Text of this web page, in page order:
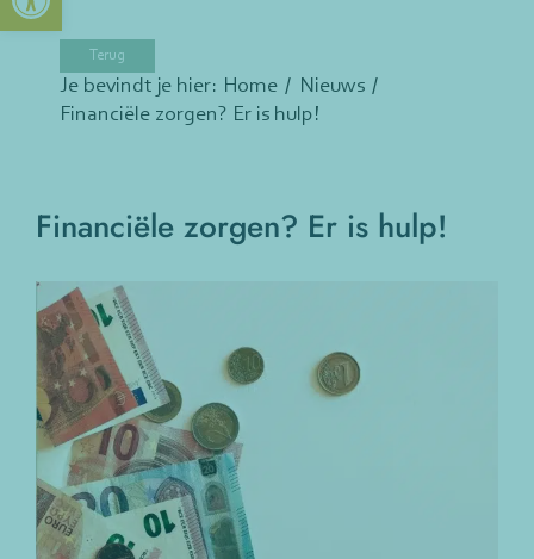
Je bevindt je hier: Home
Nieuws
Financiële zorgen? Er is hulp!
Financiële zorgen? Er is hulp!
Bekijk
grotere
afbeelding